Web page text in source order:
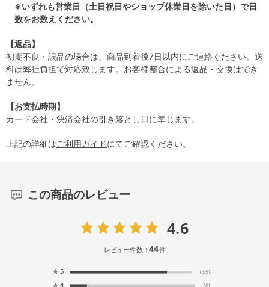
※いずれも営業日（土日祝日やショップ休業日を除いた日）で日
数をお数えください。
【返品】
初期不良・誤品の場合は、商品到着後7日以内にご連絡ください。送
料は弊社負担で対応致します。お客様都合による返品・交換はでき
ません。
【お支払時期】
カード会社・決済会社の引き落とし日に準じます。
上記の詳細はご利用ガイドにてご確認ください。
この商品のレビュー
4.6
レビュー件数：44件
★ 5 (35)
★ 4 (6)